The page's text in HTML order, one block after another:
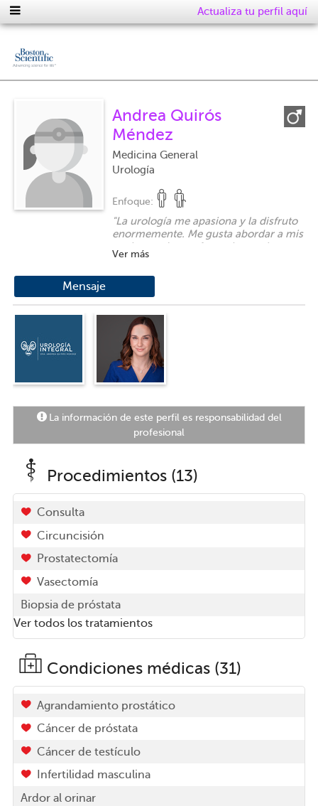
Actualiza tu perfil aquí
Andrea Quirós
Méndez
Medicina General
Urología
Enfoque:
"La urología me apasiona y la disfruto
enormemente. Me gusta abordar a mis
pacientes de una forma integral y no
sólo dirigida a sus enfermedades.
Ver más
Mensaje
La información de este perfil es responsabilidad del
profesional
Procedimientos (13)
Consulta
Circuncisión
Prostatectomía
Vasectomía
Biopsia de próstata
Ver todos los tratamientos
Condiciones médicas (31)
Agrandamiento prostático
Cáncer de próstata
Cáncer de testículo
Infertilidad masculina
Ardor al orinar